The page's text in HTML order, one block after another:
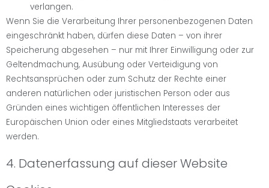
verlangen.
Wenn Sie die Verarbeitung Ihrer personenbezogenen Daten
eingeschränkt haben, dürfen diese Daten – von ihrer
Speicherung abgesehen – nur mit Ihrer Einwilligung oder zur
Geltendmachung, Ausübung oder Verteidigung von
Rechtsansprüchen oder zum Schutz der Rechte einer
anderen natürlichen oder juristischen Person oder aus
Gründen eines wichtigen öffentlichen Interesses der
Europäischen Union oder eines Mitgliedstaats verarbeitet
werden.
4. Datenerfassung auf dieser Website